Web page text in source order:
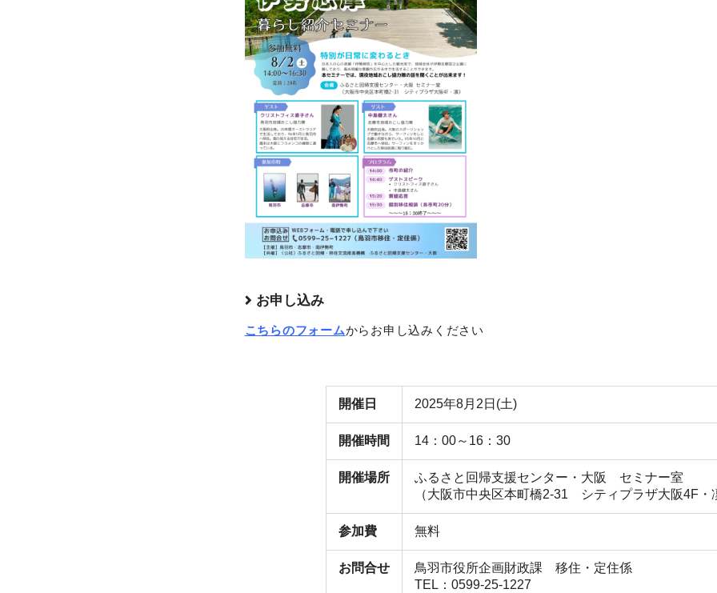
お申し込み
こちらのフォームからお申し込みください
開催日 2025年8月2日(土)
開催時間 14：00～16：30
開催場所
ふるさと回帰支援センター・大阪 セミナー室
（大阪市中央区本町橋2-31 シティプラザ大阪4F・
参加費 無料
お問合せ
鳥羽市役所企画財政課 移住・定住係
TEL：0599-25-1227